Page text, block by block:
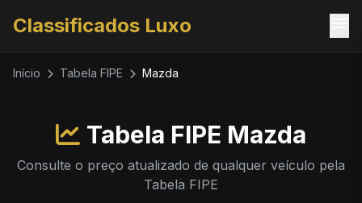
Classificados Luxo
Início Tabela FIPE Mazda
Tabela FIPE Mazda
Consulte o preço atualizado de qualquer veículo pela
Tabela FIPE